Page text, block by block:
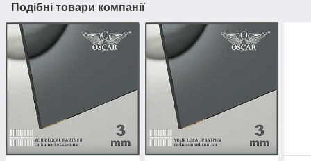
Подібні товари компанії